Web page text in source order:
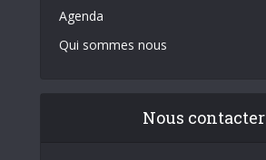
Agenda
Qui sommes nous
Nous contacter